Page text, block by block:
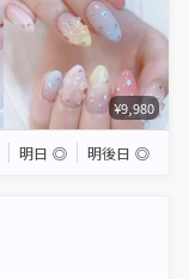
¥9,980
明日 ◎ 明後日 ◎